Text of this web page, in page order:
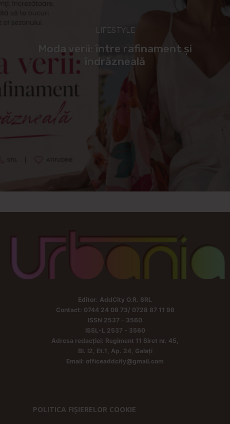
LIFESTYLE
Moda verii: între rafinament și
îndrăzneală
Editor: AddCity O.R. SRL
Contact: 0744 24 08 73/ 0728 87 11 98
ISSN 2537 - 3560
ISSL-L 2537 - 3560
Adresa redacției: Regiment 11 Siret nr. 45,
Bl. I2, Et.1, Ap. 24, Galați
Email: officeaddcity@gmail.com
POLITICA FIȘIERELOR COOKIE